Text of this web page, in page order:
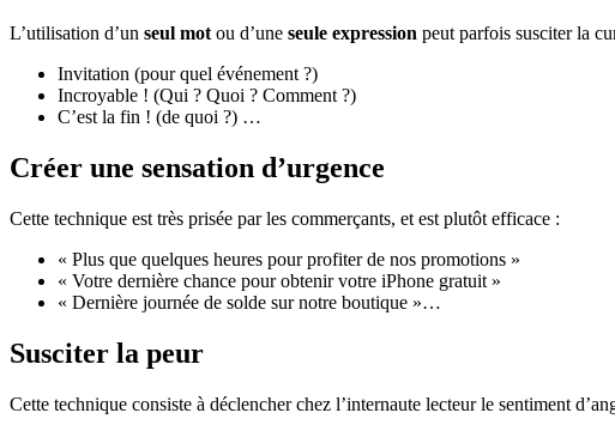
L’utilisation d’un seul mot ou d’une seule expression peut parfois susciter la
Invitation (pour quel événement ?)
Incroyable ! (Qui ? Quoi ? Comment ?)
C’est la fin ! (de quoi ?) …
Créer une sensation d’urgence
Cette technique est très prisée par les commerçants, et est plutôt efficace :
« Plus que quelques heures pour profiter de nos promotions »
« Votre dernière chance pour obtenir votre iPhone gratuit »
« Dernière journée de solde sur notre boutique »…
Susciter la peur
Cette technique consiste à déclencher chez l’internaute lecteur le sentiment